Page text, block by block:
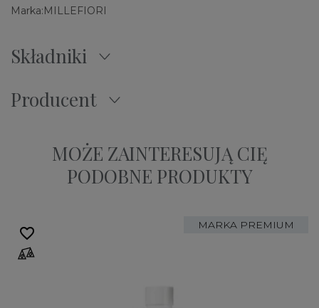
Marka:MILLEFIORI
Składniki
Producent
MOŻE ZAINTERESUJĄ CIĘ
PODOBNE PRODUKTY
MARKA PREMIUM
favorite_border